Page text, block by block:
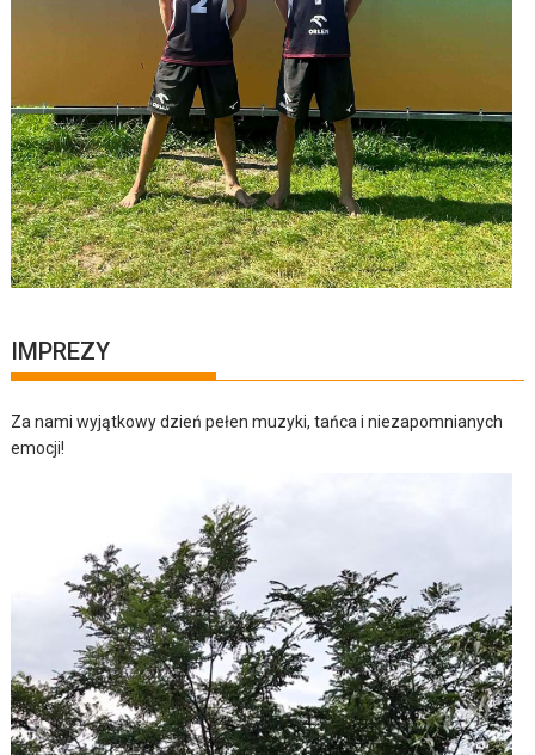
IMPREZY
Za nami wyjątkowy dzień pełen muzyki, tańca i niezapomnianych
emocji!